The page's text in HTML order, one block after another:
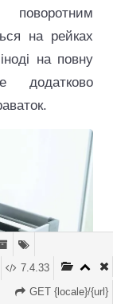
на рейках
на повну
додатково
7.4.33
GET {locale}/{url}